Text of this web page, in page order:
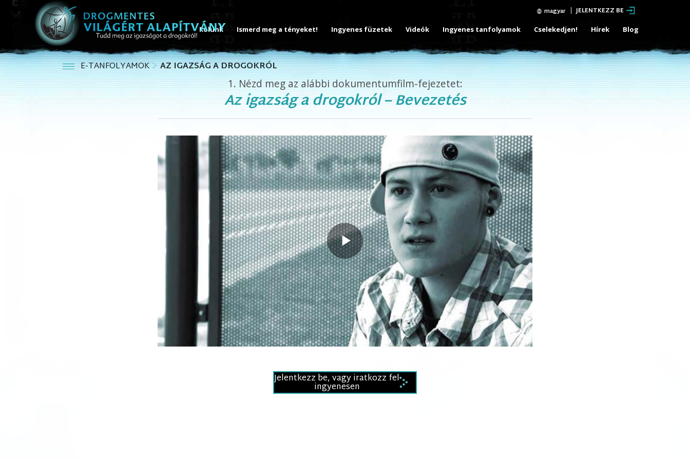
magyar JELENTKEZZ BE
Rólunk Ismerd meg a tényeket! Ingyenes füzetek Videók Ingyenes tanfolyamok Cselekedjen! Hírek Blog
E-TANFOLYAMOK AZ IGAZSÁG A DROGOKRÓL
1. Nézd meg az alábbi dokumentumfilm-fejezetet:
Az igazság a drogokról – Bevezetés
Play
Video
Jelentkezz be, vagy iratkozz fel
ingyenesen